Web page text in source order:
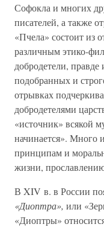
Софокла и многих
писателей, а также
«Пчела» состоит из
различным этико-
добродетели,
подобранных и
отрывках
добродетелями
«источник» всякой
начинается». Много
принципам и
жизни,
В XIV в. в России
«Диоптра», или
«Диоптры»